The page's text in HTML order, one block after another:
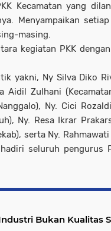
Kecamatan yang
Menyampaikan
masing.
kegiatan PKK
yakni, Ny Silva Diko
Aidil Zulhani
Ny. Cici
Ny. Resa Ikrar
serta Ny. Rahmawati
seluruh pengurus
Bukan Kualitas